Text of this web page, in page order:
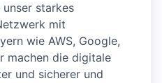
starkes
mit
wie AWS, Google,
machen die digitale
und sicherer und